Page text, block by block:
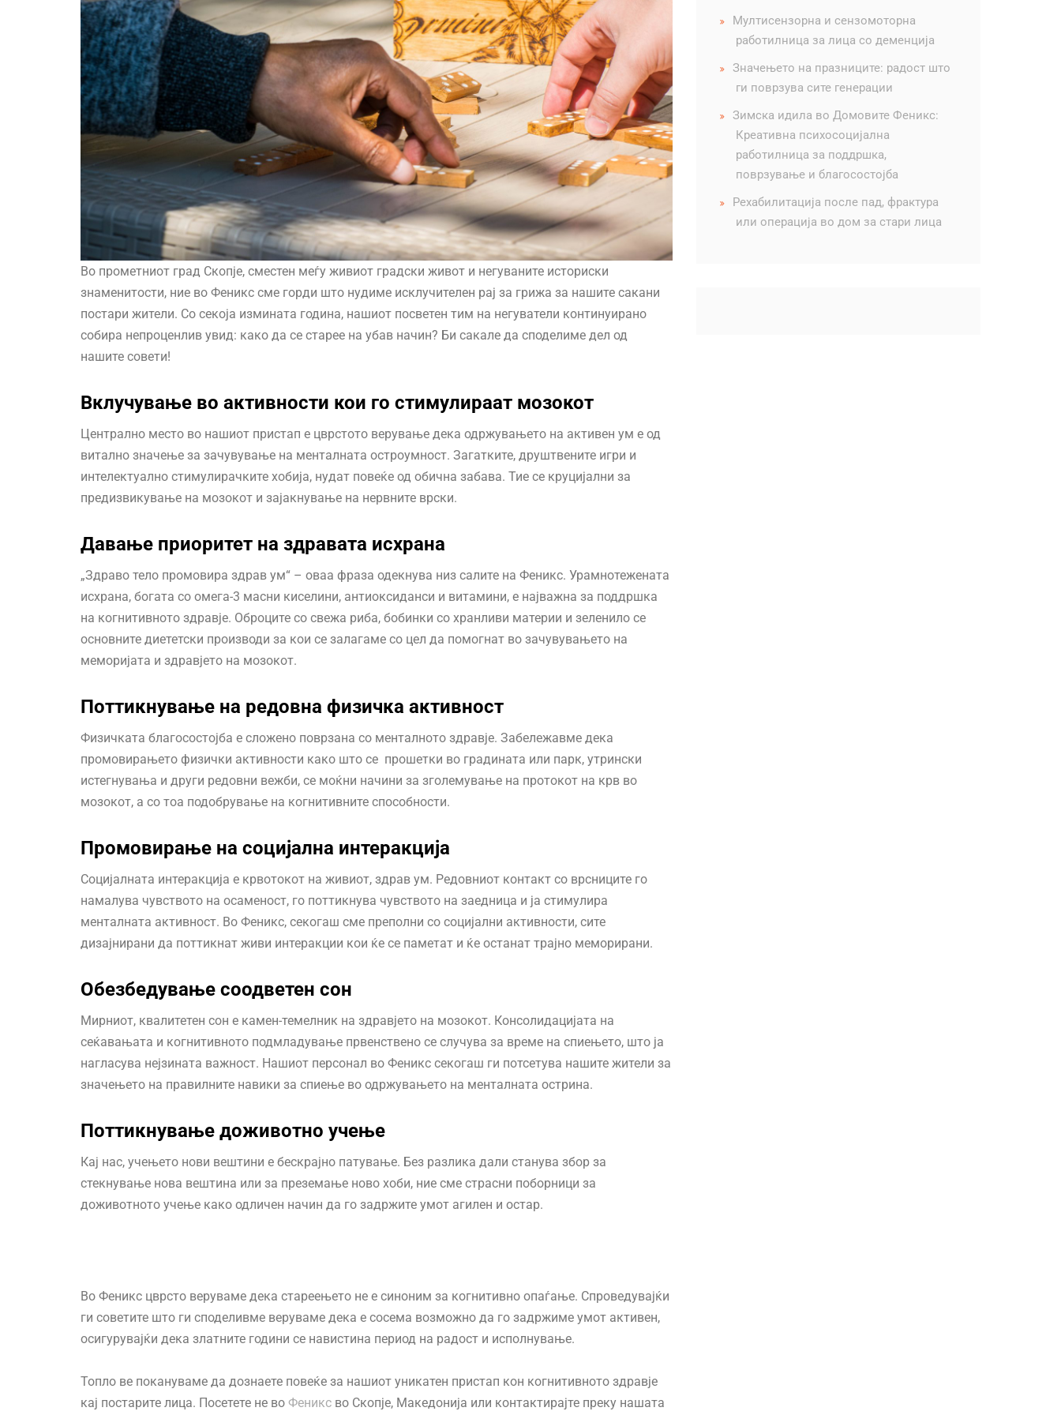
Во прометниот град Скопје, сместен меѓу живиот градски живот и негуваните историски
знаменитости, ние во Феникс сме горди што нудиме исклучителен рај за грижа за нашите сакани
постари жители. Со секоја измината година, нашиот посветен тим на негуватели континуирано
собира непроценлив увид: како да се старее на убав начин? Би сакале да споделиме дел од
нашите совети!
Вклучување во активности кои го стимулираат мозокот
Централно место во нашиот пристап е цврстото верување дека одржувањето на активен ум е од
витално значење за зачувување на менталната остроумност. Загатките, друштвените игри и
интелектуално стимулирачките хобија, нудат повеќе од обична забава. Тие се круцијални за
предизвикување на мозокот и зајакнување на нервните врски.
Давање приоритет на здравата исхрана
„Здраво тело промовира здрав ум“ – оваа фраза одекнува низ салите на Феникс. Урамнотежената
исхрана, богата со омега-3 масни киселини, антиоксиданси и витамини, е најважна за поддршка
на когнитивното здравје. Оброците со свежа риба, бобинки со хранливи материи и зеленило се
основните диететски производи за кои се залагаме со цел да помогнат во зачувувањето на
меморијата и здравјето на мозокот.
Поттикнување на редовна физичка активност
Физичката благосостојба е сложено поврзана со менталното здравје. Забележавме дека
промовирањето физички активности како што се прошетки во градината или парк, утрински
истегнувања и други редовни вежби, се моќни начини за зголемување на протокот на крв во
мозокот, а со тоа подобрување на когнитивните способности.
Промовирање на социјална интеракција
Социјалната интеракција е крвотокот на живиот, здрав ум. Редовниот контакт со врсниците го
намалува чувството на осаменост, го поттикнува чувството на заедница и ја стимулира
менталната активност. Во Феникс, секогаш сме преполни со социјални активности, сите
дизајнирани да поттикнат живи интеракции кои ќе се паметат и ќе останат трајно меморирани.
Обезбедување соодветен сон
Мирниот, квалитетен сон е камен-темелник на здравјето на мозокот. Консолидацијата на
сеќавањата и когнитивното подмладување првенствено се случува за време на спиењето, што ја
нагласува нејзината важност. Нашиот персонал во Феникс секогаш ги потсетува нашите жители за
значењето на правилните навики за спиење во одржувањето на менталната острина.
Поттикнување доживотно учење
Кај нас, учењето нови вештини е бескрајно патување. Без разлика дали станува збор за
стекнување нова вештина или за преземање ново хоби, ние сме страсни поборници за
доживотното учење како одличен начин да го задржите умот агилен и остар.
Во Феникс цврсто веруваме дека стареењето не е синоним за когнитивно опаѓање. Спроведувајќи
ги советите што ги споделивме веруваме дека е сосема возможно да го задржиме умот активен,
осигурувајќи дека златните години се навистина период на радост и исполнување.
Топло ве покануваме да дознаете повеќе за нашиот уникатен пристап кон когнитивното здравје
кај постарите лица. Посетете не во Феникс во Скопје, Македонија или контактирајте преку нашата
Мултисензорна и сензомоторна
работилница за лица со деменција
Значењето на празниците: радост што
ги поврзува сите генерации
Зимска идила во Домовите Феникс:
Креативна психосоцијална
работилница за поддршка,
поврзување и благосостојба
Рехабилитација после пад, фрактура
или операција во дом за стари лица